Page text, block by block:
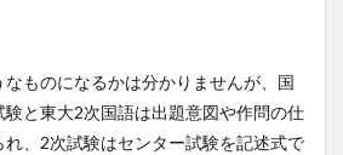
ものになるかは分かりませんが、国
と東大2次国語は出題意図や作問の仕
、2次試験はセンター試験を記述式で